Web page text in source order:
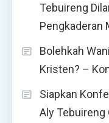
Tebuireng
Pengkaderan
Bolehkah
Kristen? –
Siapkan
Aly Tebuireng